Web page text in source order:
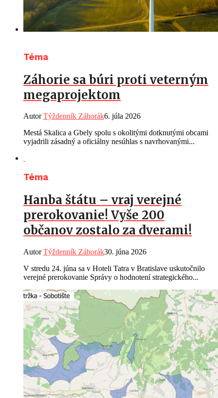
Téma
Záhorie sa búri proti veterným
megaprojektom
AutorTýždenník Záhorák6. júla 2026
Mestá Skalica a Gbely spolu s okolitými dotknutými obcami
vyjadrili zásadný a oficiálny nesúhlas s navrhovanými...
Téma
Hanba štátu – vraj verejné
prerokovanie! Vyše 200
občanov zostalo za dverami!
AutorTýždenník Záhorák30. júna 2026
V stredu 24. júna sa v Hoteli Tatra v Bratislave uskutočnilo
verejné prerokovanie Správy o hodnotení strategického...